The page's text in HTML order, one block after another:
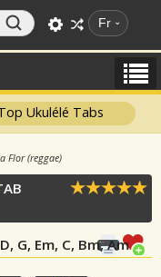
Fr
Ukulélé Tabs
Flor (reggae)
G, Em, C, Bm, Am